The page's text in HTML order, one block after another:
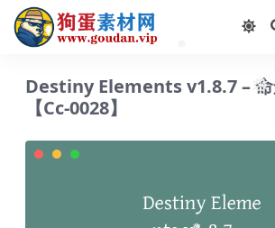
Destiny Elements v1.8.7 –
【Cc-0028】